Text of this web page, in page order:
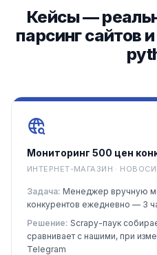
Кейсы —
парсинг сайтов
Мониторинг 500 цен
ИНТЕРНЕТ-МАГАЗИН ·
Задача: Менеджер вручную
конкурентов ежедневно — 3
Решение: Scrapy-паук
сравнивает с нашими, при
Telegram